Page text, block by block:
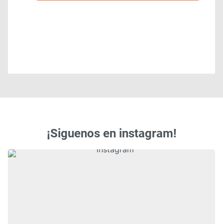
¡Siguenos en instagram!